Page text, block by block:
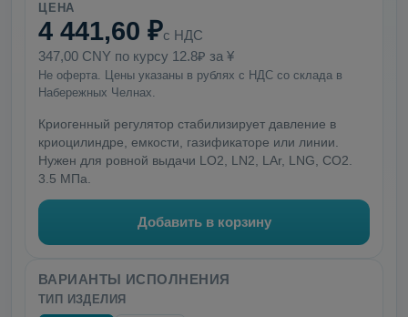
ЦЕНА
4 441,60 ₽с НДС
347,00 CNY по курсу 12.8₽ за ¥
Не оферта. Цены указаны в рублях с НДС со склада в
Набережных Челнах.
Криогенный регулятор стабилизирует давление в
криоцилиндре, емкости, газификаторе или линии.
Нужен для ровной выдачи LO2, LN2, LAr, LNG, CO2.
3.5 МПа.
Добавить в корзину
ВАРИАНТЫ ИСПОЛНЕНИЯ
ТИП ИЗДЕЛИЯ